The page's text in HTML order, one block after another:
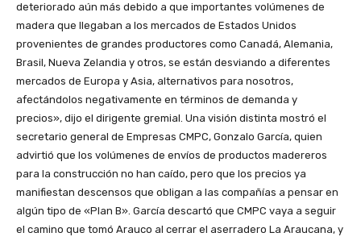
deteriorado aún más debido a que importantes volúmenes de
madera que llegaban a los mercados de Estados Unidos
provenientes de grandes productores como Canadá, Alemania,
Brasil, Nueva Zelandia y otros, se están desviando a diferentes
mercados de Europa y Asia, alternativos para nosotros,
afectándolos negativamente en términos de demanda y
precios», dijo el dirigente gremial. Una visión distinta mostró el
secretario general de Empresas CMPC, Gonzalo García, quien
advirtió que los volúmenes de envíos de productos madereros
para la construcción no han caído, pero que los precios ya
manifiestan descensos que obligan a las compañías a pensar en
algún tipo de «Plan B». García descartó que CMPC vaya a seguir
el camino que tomó Arauco al cerrar el aserradero La Araucana, y